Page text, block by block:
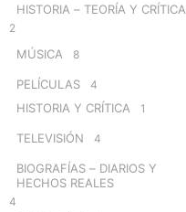
HISTORIA – TEORÍA Y CRÍTICA
2
MÚSICA 8
PELÍCULAS 4
HISTORIA Y CRÍTICA 1
TELEVISIÓN 4
BIOGRAFÍAS – DIARIOS Y
HECHOS REALES
4